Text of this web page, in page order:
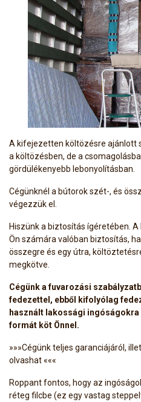
A kifejezetten költözésre ajánlott
a költözésben, de a
gördülékenyebb lebonyolításban.
Cégünknél a bútorok szét-, és
végezzük el.
Hiszünk a biztosítás ígéretében.
Ön számára valóban biztosítás,
összegre és egy útra,
megkötve.
Cégünk a fuvarozási
fedezettel, ebből kifolyólag
használt lakossági
formát köt Önnel.
»»»Cégünk teljes garanciájáról,
olvashat «««
Roppant fontos, hogy az
réteg filcbe (ez egy vastag